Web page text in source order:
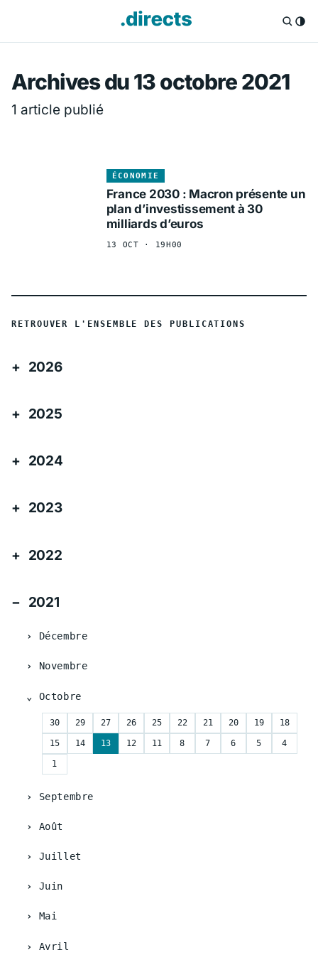
Directs.fr —
Archives du 13 octobre 2021
1 article publié
ÉCONOMIE
France 2030 : Macron présente un
plan d’investissement à 30
milliards d’euros
13 OCT · 19H00
RETROUVER L'ENSEMBLE DES PUBLICATIONS
2026
2025
2024
2023
2022
2021
Décembre
Novembre
Octobre
30 29 27 26 25 22 21 20 19 18
15 14 13 12 11 8 7 6 5 4
1
Septembre
Août
Juillet
Juin
Mai
Avril